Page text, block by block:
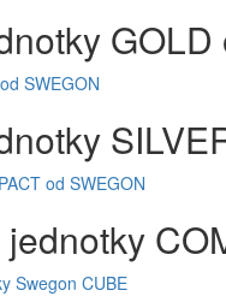
GOLD
SWEGON
od SWEGON
Swegon CUBE